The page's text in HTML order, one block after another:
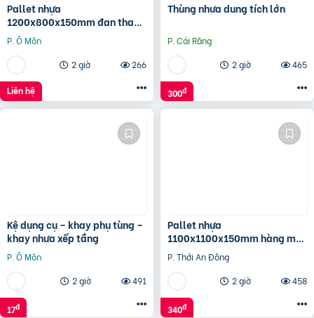
Pallet nhựa
1200x800x150mm đan thanh
màu xanh dương và đen
P. Ô Môn
2 giờ
266
Liên hệ
Thùng nhựa dung tích lớn
P. Cái Răng
2 giờ
465
300đ
Kệ dụng cụ – khay phụ tùng –
khay nhựa xếp tầng
P. Ô Môn
2 giờ
491
17đ
Pallet nhựa
1100x1100x150mm hàng mới
màu xanh dương và đen
P. Thới An Đông
2 giờ
458
340đ